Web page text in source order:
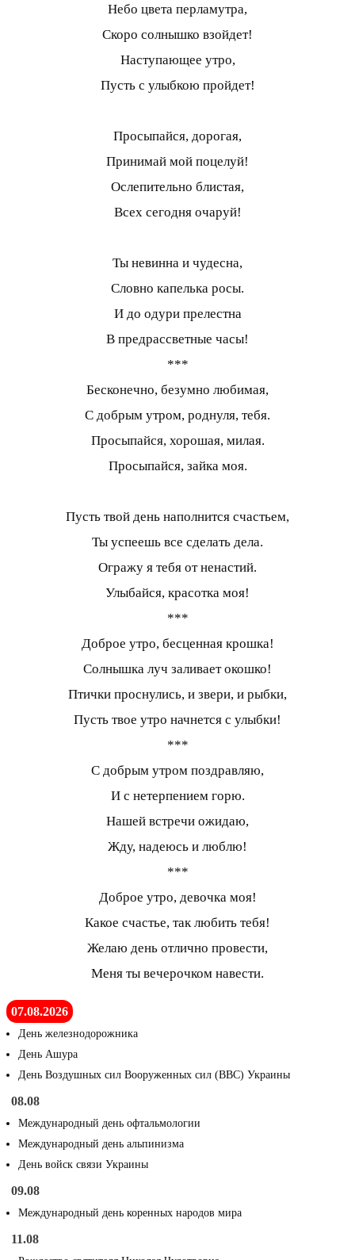
Небо цвета перламутра,
Скоро солнышко взойдет!
Наступающее утро,
Пусть с улыбкою пройдет!
Просыпайся, дорогая,
Принимай мой поцелуй!
Ослепительно блистая,
Всех сегодня очаруй!
Ты невинна и чудесна,
Словно капелька росы.
И до одури прелестна
В предрассветные часы!
***
Бесконечно, безумно любимая,
С добрым утром, роднуля, тебя.
Просыпайся, хорошая, милая.
Просыпайся, зайка моя.
Пусть твой день наполнится счастьем,
Ты успеешь все сделать дела.
Огражу я тебя от ненастий.
Улыбайся, красотка моя!
***
Доброе утро, бесценная крошка!
Солнышка луч заливает окошко!
Птички проснулись, и звери, и рыбки,
Пусть твое утро начнется с улыбки!
***
С добрым утром поздравляю,
И с нетерпением горю.
Нашей встречи ожидаю,
Жду, надеюсь и люблю!
***
Доброе утро, девочка моя!
Какое счастье, так любить тебя!
Желаю день отлично провести,
Меня ты вечерочком навести.
07.08.2026
День железнодорожника
День Ашура
День Воздушных сил Вооруженных сил (ВВС) Украины
08.08
Международный день офтальмологии
Международный день альпинизма
День войск связи Украины
09.08
Международный день коренных народов мира
11.08